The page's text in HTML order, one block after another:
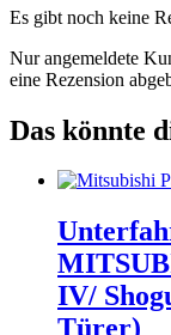
Es gibt noch keine
Nur angemeldete
eine Rezension
Das könnte
IV/
Türer)